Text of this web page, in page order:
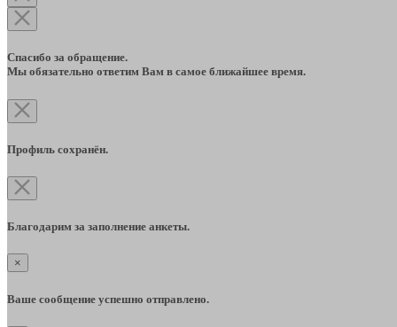
Спасибо за обращение.
Мы обязательно ответим Вам в самое ближайшее время.
Профиль сохранён.
Благодарим за заполнение анкеты.
×
Ваше сообщение успешно отправлено.